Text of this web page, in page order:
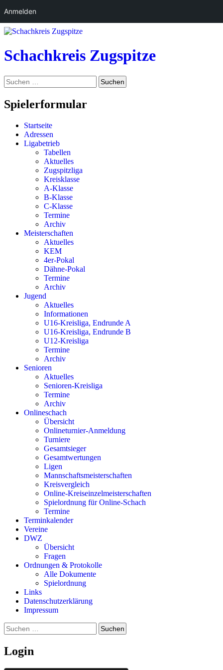
Anmelden
Zum
springen
Schachkreis Zugspitze
Suchen
Suchen
nach:
Spielerformular
Startseite
Adressen
Ligabetrieb
Tabellen
Aktuelles
Zugspitzliga
Kreisklasse
A-Klasse
B-Klasse
C-Klasse
Termine
Archiv
Meisterschaften
Aktuelles
KEM
4er-Pokal
Dähne-Pokal
Termine
Archiv
Jugend
Aktuelles
Informationen
U16-Kreisliga, Endrunde A
U16-Kreisliga, Endrunde B
U12-Kreisliga
Termine
Archiv
Senioren
Aktuelles
Senioren-Kreisliga
Termine
Archiv
Onlineschach
Übersicht
Onlineturnier-Anmeldung
Turniere
Gesamtsieger
Gesamtwertungen
Ligen
Mannschaftsmeisterschaften
Kreisvergleich
Online-Kreiseinzelmeisterschaften
Spielordnung für Online-Schach
Termine
Terminkalender
Vereine
DWZ
Übersicht
Fragen
Ordnungen & Protokolle
Alle Dokumente
Spielordnung
Links
Datenschutzerklärung
Impressum
Suchen
nach:
Login